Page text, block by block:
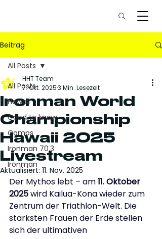
Beitrag
All Posts
Hawaii
Good to know
Camps
Ironman 70.3
Ironman
All Posts
Ironman World
Championship
Hawaii 2025
Livestream
HHT Team
7. Okt. 20253 Min. Lesezeit
Aktualisiert: 11. Nov. 2025
Der Mythos lebt – am 11. Oktober
2025 wird Kailua-Kona wieder zum
Zentrum der Triathlon-Welt. Die
stärksten Frauen der Erde stellen
sich der ultimativen